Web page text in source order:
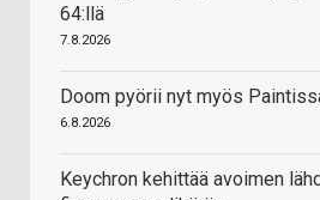
64:llä
7.8.2026
Doom pyörii nyt myös
6.8.2026
Keychron kehittää avoimen